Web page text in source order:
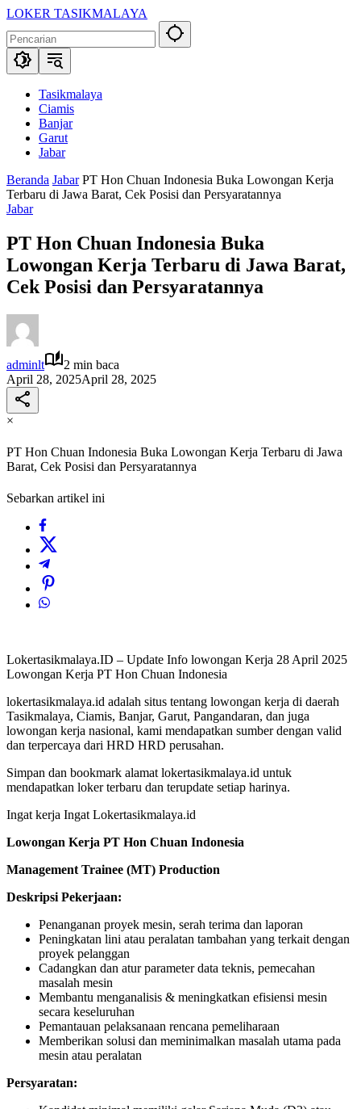
Langsung
konten
LOKER TASIKMALAYA
Lowongan
Kerja
Tasikmalaya
SekitarnaTasikmalaya
Ciamis
Banjar
Garut
Jabar
Beranda Jabar PT Hon Chuan Indonesia Buka Lowongan Kerja
Terbaru di Jawa Barat, Cek Posisi dan Persyaratannya
Jabar
PT Hon Chuan Indonesia Buka
Lowongan Kerja Terbaru di Jawa Barat,
Cek Posisi dan Persyaratannya
adminlt
2 min baca
April 28, 2025April 28, 2025
×
PT Hon Chuan Indonesia Buka Lowongan Kerja Terbaru di Jawa
Barat, Cek Posisi dan Persyaratannya
Sebarkan artikel ini
Lokertasikmalaya.ID – Update Info lowongan Kerja 28 April 2025
Lowongan Kerja PT Hon Chuan Indonesia
lokertasikmalaya.id adalah situs tentang lowongan kerja di daerah
Tasikmalaya, Ciamis, Banjar, Garut, Pangandaran, dan juga
lowongan kerja nasional, kami mendapatkan sumber dengan valid
dan terpercaya dari HRD HRD perusahan.
Simpan dan bookmark alamat lokertasikmalaya.id untuk
mendapatkan loker terbaru dan terupdate setiap harinya.
Ingat kerja Ingat Lokertasikmalaya.id
Lowongan Kerja PT Hon Chuan Indonesia
Management Trainee (MT) Production
Deskripsi Pekerjaan:
Penanganan proyek mesin, serah terima dan laporan
Peningkatan lini atau peralatan tambahan yang terkait dengan
proyek pelanggan
Cadangkan dan atur parameter data teknis, pemecahan
masalah mesin
Membantu menganalisis & meningkatkan efisiensi mesin
secara keseluruhan
Pemantauan pelaksanaan rencana pemeliharaan
Memberikan solusi dan meminimalkan masalah utama pada
mesin atau peralatan
Persyaratan: